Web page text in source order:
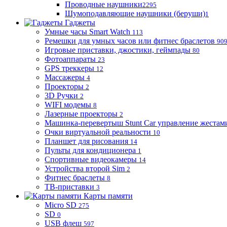
Проводные наушники2295
Шумоподавляющие наушники (беруши)1
Гаджеты
Умные часы Smart Watch 113
Ремешки для умных часов или фитнес браслетов 909
Игровые приставки, джостики, геймпады 80
Фотоаппараты 23
GPS треккеры 12
Массажеры 4
Проекторы 2
3D Ручки 2
WIFI модемы 8
Лазерные проекторы 2
Машинка-перевертыш Stunt Car управление
Очки виртуальной реальности 10
Планшет для рисования 14
Пульты для кондиционера 1
Спортивные видеокамеры 14
Устройства второй Sim 2
Фитнес браслеты 8
ТВ-приставки 3
Карты памяти
Micro SD 275
SD 0
USB флеш 597